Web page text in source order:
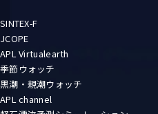
SINTEX-F
JCOPE
APL Virtualearth
季節ウォッチ
黒潮・親潮ウォッチ
APL channel